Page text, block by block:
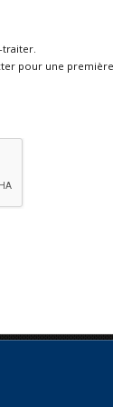
traiter.
pour une